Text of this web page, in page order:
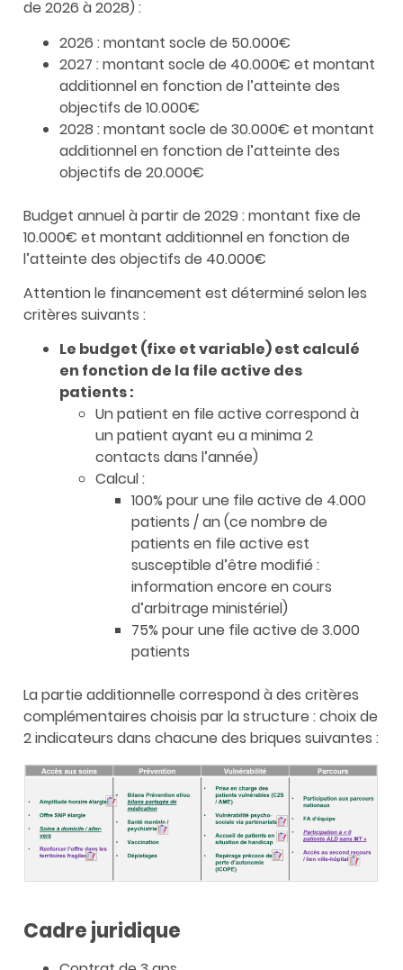
de 2026 à 2028) :
2026 : montant socle de 50.000€
2027 : montant socle de 40.000€ et montant
additionnel en fonction de l’atteinte des
objectifs de 10.000€
2028 : montant socle de 30.000€ et montant
additionnel en fonction de l’atteinte des
objectifs de 20.000€
Budget annuel à partir de 2029 : montant fixe de
10.000€ et montant additionnel en fonction de
l’atteinte des objectifs de 40.000€
Attention le financement est déterminé selon les
critères suivants :
Le budget (fixe et variable) est calculé
en fonction de la file active des
patients :
Un patient en file active correspond à
un patient ayant eu a minima 2
contacts dans l’année)
Calcul :
100% pour une file active de 4.000
patients / an (ce nombre de
patients en file active est
susceptible d’être modifié :
information encore en cours
d’arbitrage ministériel)
75% pour une file active de 3.000
patients
La partie additionnelle correspond à des critères
complémentaires choisis par la structure : choix de
2 indicateurs dans chacune des briques suivantes :
Cadre juridique